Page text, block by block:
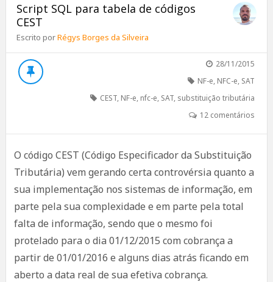
Script SQL para tabela de códigos
CEST
Escrito porRégys Borges da Silveira
28/11/2015
NF-e, NFC-e, SAT
CEST, NF-e, nfc-e, SAT, substituição tributária
12 comentários
O código CEST (Código Especificador da Substituição
Tributária) vem gerando certa controvérsia quanto a
sua implementação nos sistemas de informação, em
parte pela sua complexidade e em parte pela total
falta de informação, sendo que o mesmo foi
protelado para o dia 01/12/2015 com cobrança a
partir de 01/01/2016 e alguns dias atrás ficando em
aberto a data real de sua efetiva cobrança.